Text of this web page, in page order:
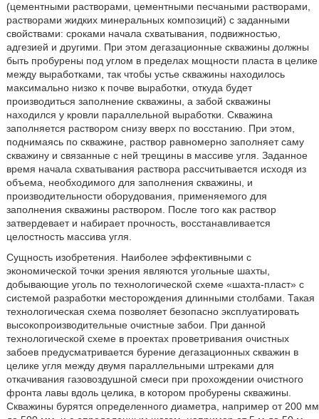
(цементными растворами, цементными песчаными растворами,
растворами жидких минеральных композиций) с заданными
свойствами: сроками начала схватывания, подвижностью,
адгезией и другими. При этом дегазационные скважины должны
быть пробурены под углом в пределах мощности пласта в целике
между выработками, так чтобы устье скважины находилось
максимально низко к почве выработки, откуда будет
производиться заполнение скважины, а забой скважины
находился у кровли параллельной выработки. Скважина
заполняется раствором снизу вверх по восстанию. При этом,
поднимаясь по скважине, раствор равномерно заполняет саму
скважину и связанные с ней трещины в массиве угля. Заданное
время начала схватывания раствора рассчитывается исходя из
объема, необходимого для заполнения скважины, и
производительности оборудования, применяемого для
заполнения скважины раствором. После того как раствор
затвердевает и набирает прочность, восстанавливается
целостность массива угля.
Сущность изобретения. Наиболее эффективными с
экономической точки зрения являются угольные шахты,
добывающие уголь по технологической схеме «шахта-пласт» с
системой разработки месторождения длинными столбами. Такая
технологическая схема позволяет безопасно эксплуатировать
высокопроизводительные очистные забои. При данной
технологической схеме в проектах проветривания очистных
забоев предусматривается бурение дегазационных скважин в
целике угля между двумя параллельными штреками для
откачивания газовоздушной смеси при прохождении очистного
фронта лавы вдоль целика, в котором пробурены скважины.
Скважины бурятся определенного диаметра, например от 200 мм